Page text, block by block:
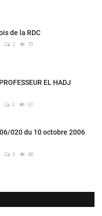
de la RDC
2 70
EL HADJ
0 53
020 du 10 octobre 2006
0 48